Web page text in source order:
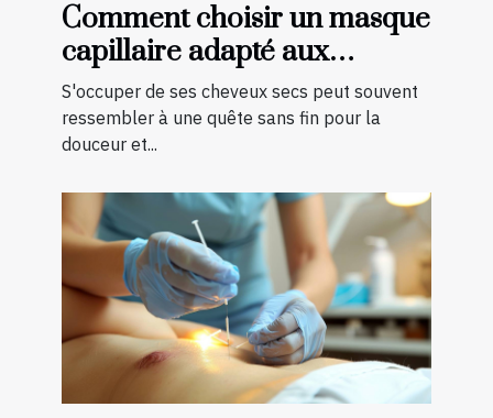
Comment choisir un masque
capillaire adapté aux
cheveux secs
S'occuper de ses cheveux secs peut souvent
ressembler à une quête sans fin pour la
douceur et...